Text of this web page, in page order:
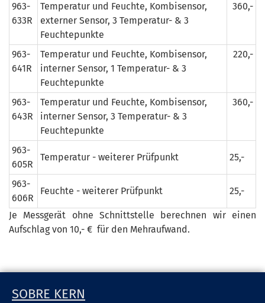
963-
633R
Temperatur und Feuchte, Kombisensor,
externer Sensor, 3 Temperatur- & 3
Feuchtepunkte
360,-
963-
641R
Temperatur und Feuchte, Kombisensor,
interner Sensor, 1 Temperatur- & 3
Feuchtepunkte
220,-
963-
643R
Temperatur und Feuchte, Kombisensor,
interner Sensor, 3 Temperatur- & 3
Feuchtepunkte
360,-
963-
605R
Temperatur - weiterer Prüfpunkt 25,-
963-
606R
Feuchte - weiterer Prüfpunkt 25,-
Je Messgerät ohne Schnittstelle berechnen wir einen
Aufschlag von 10,- € für den Mehraufwand.
SOBRE KERN